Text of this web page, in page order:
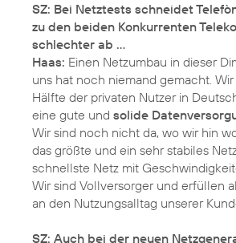
SZ: Bei Netztests schneidet
zu den beiden Konkurrenten
schlechter ab ...
Haas: Einen Netzumbau in dieser
uns hat noch niemand gemacht.
Hälfte der privaten Nutzer in
eine gute und solide
Wir sind noch nicht da, wo wir hin
das größte und ein sehr stabiles
schnellste Netz mit
Wir sind Vollversorger und erfüllen
an den Nutzungsalltag unserer
SZ: Auch bei der neuen